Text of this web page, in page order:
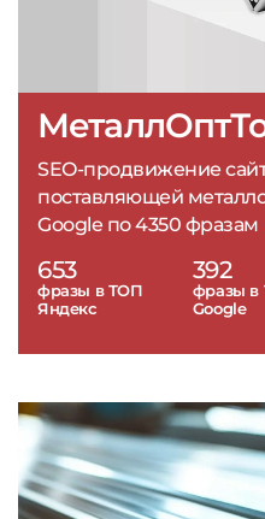
SEO-продвижение
поставляющей
Google по 4350 фразам
653
фразы в ТОП
Яндекс
392
фразы в
Google